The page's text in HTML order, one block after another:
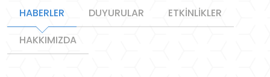
HABERLER DUYURULAR
ETKİNLİKLER
HAKKIMIZDA